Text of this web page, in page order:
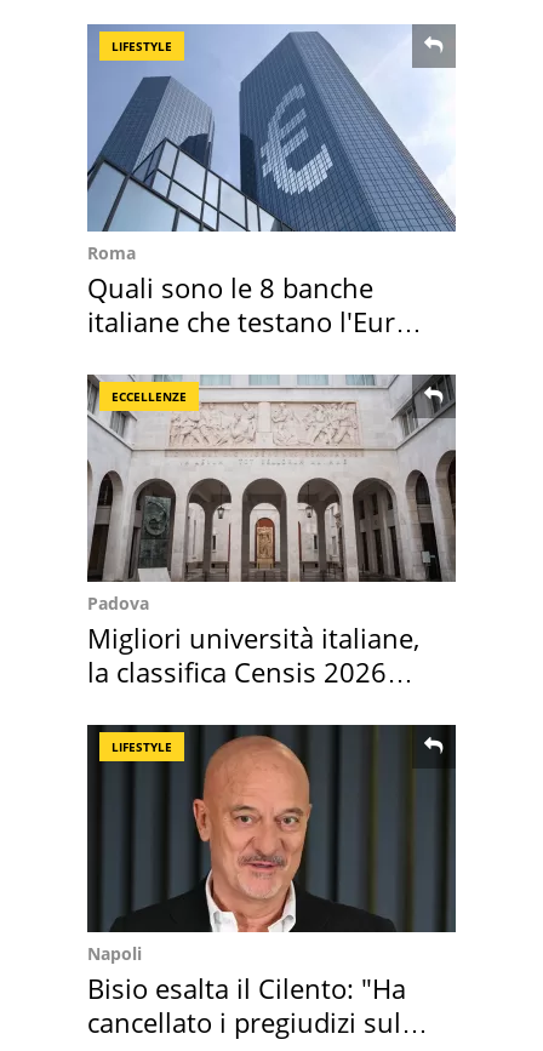
LIFESTYLE
Roma
Quali sono le 8 banche
italiane che testano l'Euro
ECCELLENZE
Padova
Migliori università italiane,
la classifica Censis 2026
LIFESTYLE
Napoli
Bisio esalta il Cilento: "Ha
cancellato i pregiudizi sul